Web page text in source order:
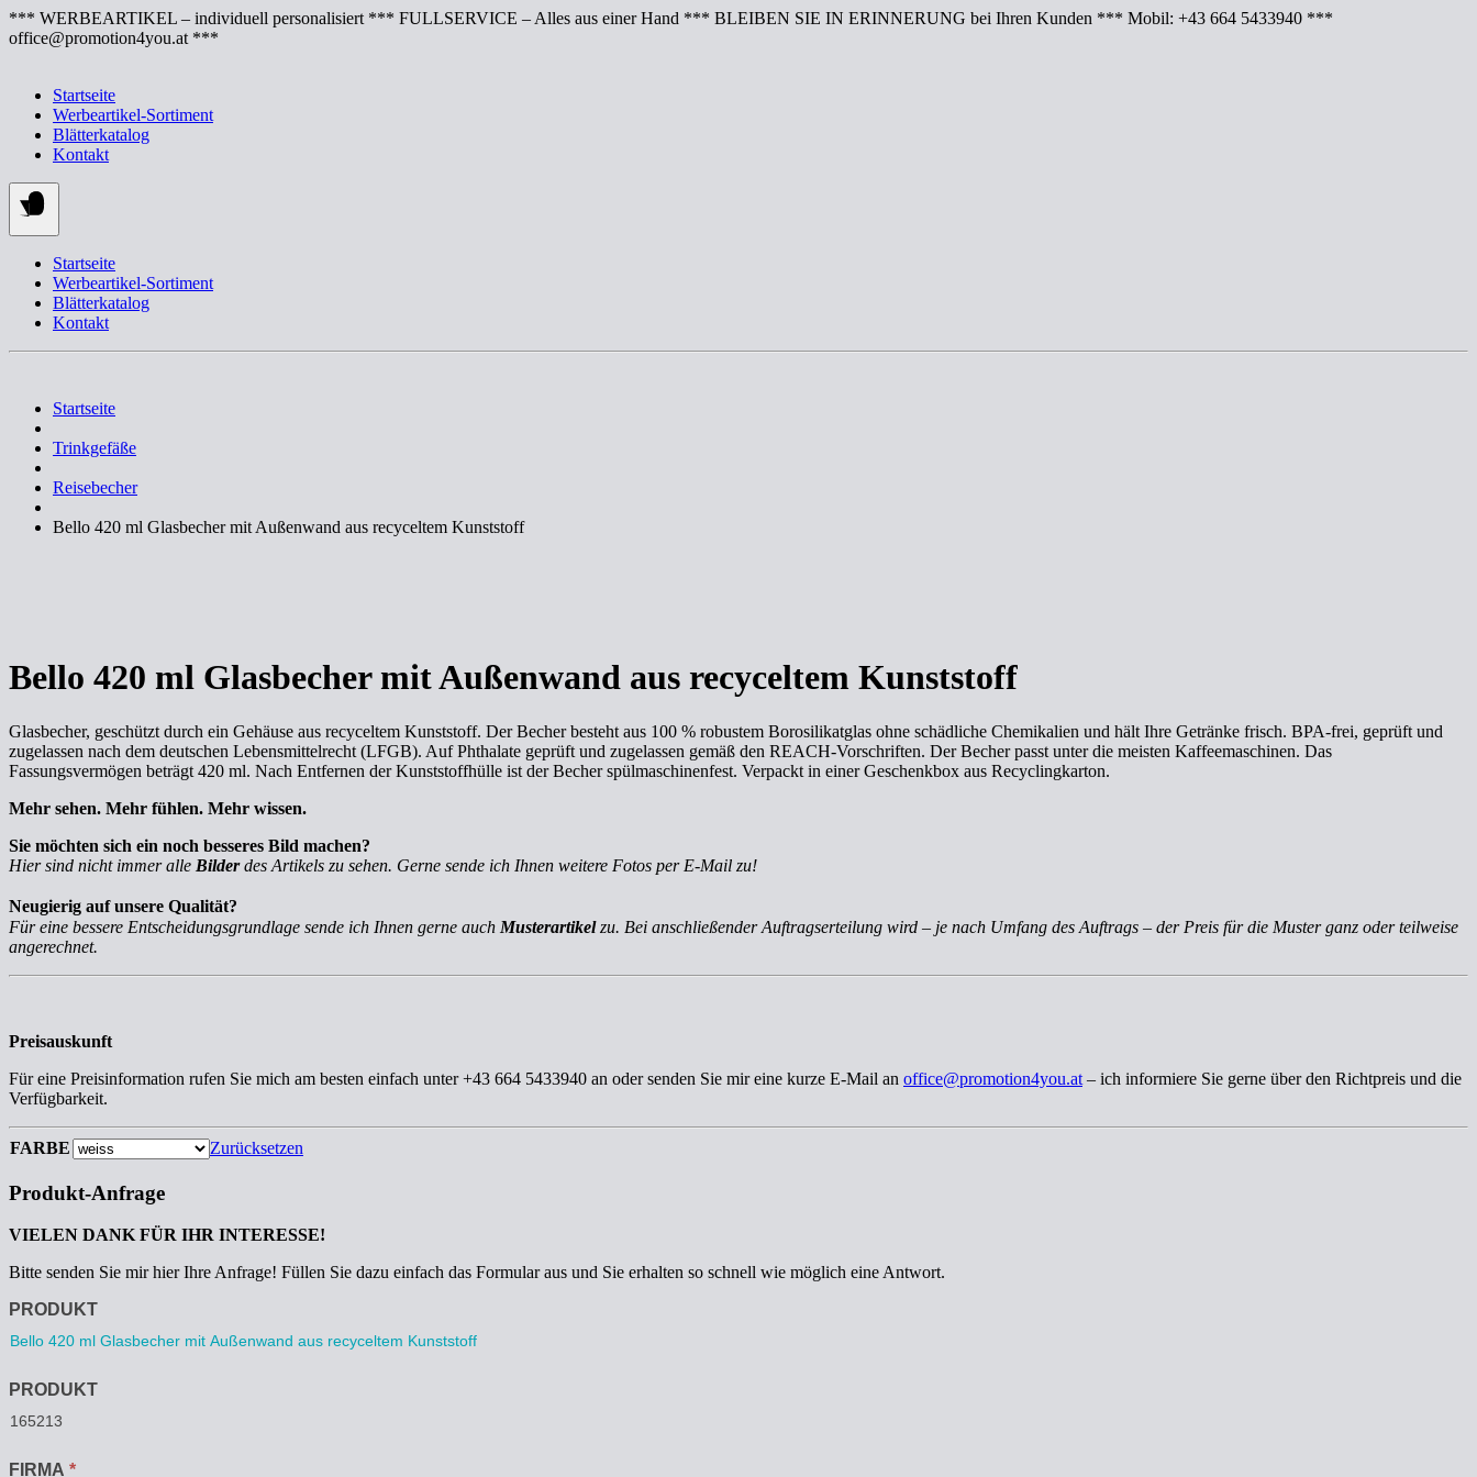
Springe
zum
*** WERBEARTIKEL – individuell personalisiert *** FULLSERVICE – Alles aus einer Hand *** BLEIBEN SIE IN ERINNERUNG bei Ihren Kunden *** Mobil: +43 664 5433940 ***
office@promotion4you.at ***
Startseite
Werbeartikel-Sortiment
Blätterkatalog
Kontakt
Startseite
Werbeartikel-Sortiment
Blätterkatalog
Kontakt
Startseite
Trinkgefäße
Reisebecher
Bello 420 ml Glasbecher mit Außenwand aus recyceltem Kunststoff
Bello 420 ml Glasbecher mit Außenwand aus recyceltem Kunststoff
Glasbecher, geschützt durch ein Gehäuse aus recyceltem Kunststoff. Der Becher besteht aus 100 % robustem Borosilikatglas ohne schädliche Chemikalien und hält Ihre Getränke frisch. BPA-frei, geprüft und
zugelassen nach dem deutschen Lebensmittelrecht (LFGB). Auf Phthalate geprüft und zugelassen gemäß den REACH-Vorschriften. Der Becher passt unter die meisten Kaffeemaschinen. Das
Fassungsvermögen beträgt 420 ml. Nach Entfernen der Kunststoffhülle ist der Becher spülmaschinenfest. Verpackt in einer Geschenkbox aus Recyclingkarton.
Mehr sehen. Mehr fühlen. Mehr wissen.
Sie möchten sich ein noch besseres Bild machen?
Hier sind nicht immer alle Bilderdes Artikels zu sehen. Gerne sende ich Ihnen weitere Fotos per E-Mail zu!
Neugierig auf unsere Qualität?
Für eine bessere Entscheidungsgrundlage sende ich Ihnen gerne auch Musterartikelzu. Bei anschließender Auftragserteilung wird – je nach Umfang des Auftrags – der Preis für die Muster ganz oder teilweise
angerechnet.
Preisauskunft
Für eine Preisinformation rufen Sie mich am besten einfach unter +43 664 5433940 an oder senden Sie mir eine kurze E-Mail an office@promotion4you.at – ich informiere Sie gerne über den Richtpreis und die
Verfügbarkeit.
FARBE Zurücksetzen
Produkt-Anfrage
VIELEN DANK FÜR IHR INTERESSE!
Bitte senden Sie mir hier Ihre Anfrage! Füllen Sie dazu einfach das Formular aus und Sie erhalten so schnell wie möglich eine Antwort.
Anfrage
PRODUKT
PRODUKT
FIRMA *